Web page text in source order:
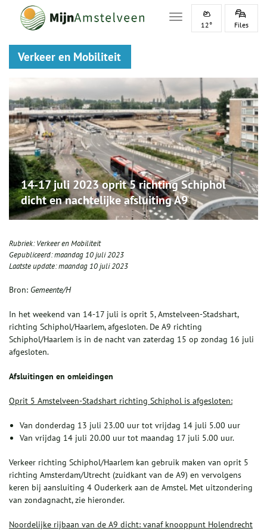
Toggle navigation
12° Files
Verkeer en Mobiliteit
14-17 juli 2023 oprit 5 richting Schiphol
dicht en nachtelijke afsluiting A9
Rubriek:Verkeer en Mobiliteit
Gepubliceerd:maandag 10 juli 2023
Laatste update:maandag 10 juli 2023
Bron: Gemeente/H
In het weekend van 14-17 juli is oprit 5, Amstelveen-Stadshart,
richting Schiphol/Haarlem, afgesloten. De A9 richting
Schiphol/Haarlem is in de nacht van zaterdag 15 op zondag 16 juli
afgesloten.
Afsluitingen en omleidingen
Oprit 5 Amstelveen-Stadshart richting Schiphol is afgesloten:
Van donderdag 13 juli 23.00 uur tot vrijdag 14 juli 5.00 uur
Van vrijdag 14 juli 20.00 uur tot maandag 17 juli 5.00 uur.
Verkeer richting Schiphol/Haarlem kan gebruik maken van oprit 5
richting Amsterdam/Utrecht (zuidkant van de A9) en vervolgens
keren bij aansluiting 4 Ouderkerk aan de Amstel. Met uitzondering
van zondagnacht, zie hieronder.
Noordelijke rijbaan van de A9 dicht: vanaf knooppunt Holendrecht